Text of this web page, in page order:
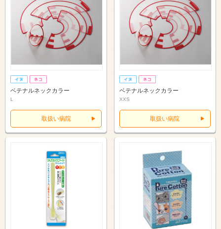
ベテナルネックカラー
L
取扱い病院
ベテナルネックカラー
XXS
取扱い病院